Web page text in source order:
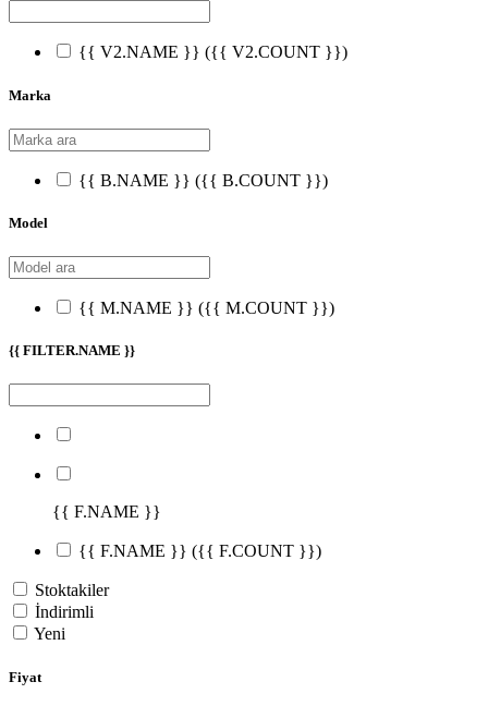
{{ V2.NAME }} ({{ V2.COUNT }})
Marka
{{ B.NAME }} ({{ B.COUNT }})
Model
{{ M.NAME }} ({{ M.COUNT }})
{{ FILTER.NAME }}
{{ F.NAME }}
{{ F.NAME }} ({{ F.COUNT }})
Stoktakiler
İndirimli
Yeni
Fiyat